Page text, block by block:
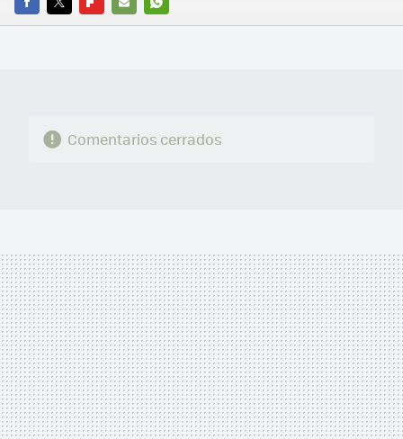
FACEBOOK
TWITTERFLIPBOARD
E-
WHATSAPP
Comentarios cerrados